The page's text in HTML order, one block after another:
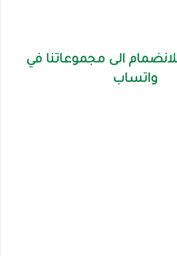
الى مجموعاتنا في
واتساب